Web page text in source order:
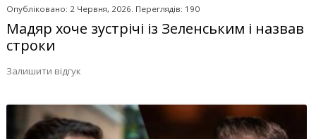
Опубліковано: 2 Червня, 2026. Переглядів: 190
Мадяр хоче зустрічі із Зеленським і назвав
строки
Залишити відгук